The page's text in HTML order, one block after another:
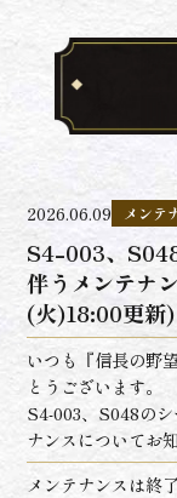
2026.06.09 メンテ
S4-003、
伴うメンテナ
(火)18:00更新)
いつも『信長の野
とうございます。
S4-003、S048の
ナンスについてお
メンテナンスは終